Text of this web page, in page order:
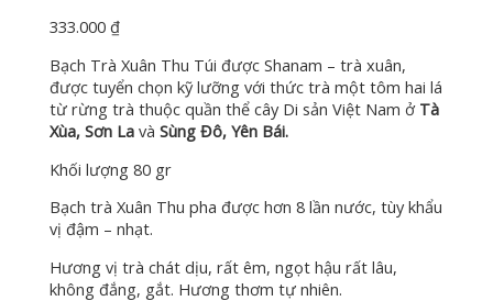
333.000₫
Bạch Trà Xuân Thu Túi được Shanam – trà xuân,
được tuyển chọn kỹ lưỡng với thức trà một tôm hai lá
từ rừng trà thuộc quần thể cây Di sản Việt Nam ở Tà
Xùa, Sơn Lavà Sùng Đô, Yên Bái.
Khối lượng 80 gr
Bạch trà Xuân Thu pha được hơn 8 lần nước, tùy khẩu
vị đậm – nhạt.
Hương vị trà chát dịu, rất êm, ngọt hậu rất lâu,
không đắng, gắt. Hương thơm tự nhiên.